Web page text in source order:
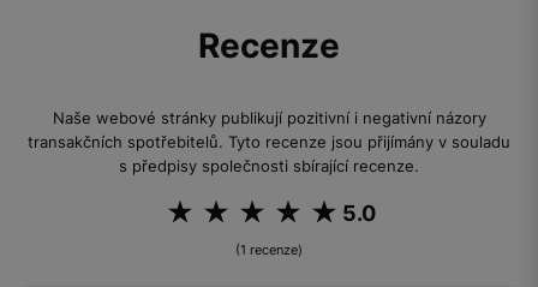
Recenze
Naše webové stránky publikují pozitivní i negativní názory
transakčních spotřebitelů. Tyto recenze jsou přijímány v souladu
s předpisy společnosti sbírající recenze.
5.0
(1 recenze)